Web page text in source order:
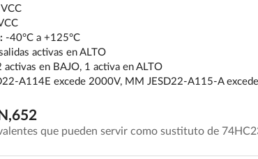
-40°C a +125°C
activas en ALTO
activas en BAJO, 1 activa en ALTO
A114E excede 2000V, MM JESD22-A115-A
que pueden servir como sustituto de